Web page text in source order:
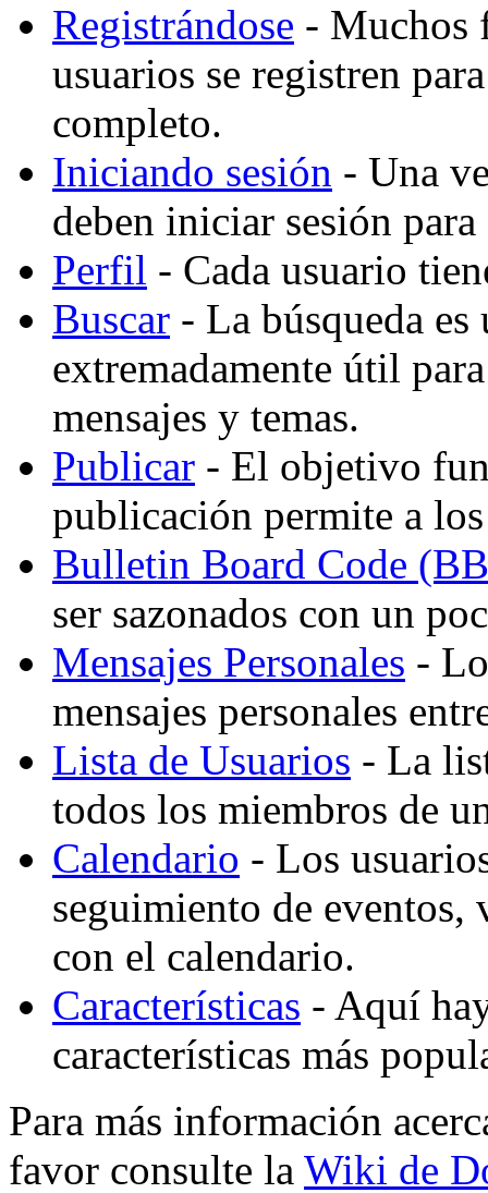
Registrándose - Muchos
usuarios se registren
completo.
Iniciando sesión - Una
deben iniciar sesión para
Perfil - Cada usuario
Buscar - La búsqueda es
extremadamente útil
mensajes y temas.
Publicar - El objetivo
publicación permite a
Bulletin Board Code
ser sazonados con un
Mensajes Personales -
mensajes personales
Lista de Usuarios - La
todos los miembros de
Calendario - Los
seguimiento de eventos,
con el calendario.
Características - Aquí
características más
Para más información
favor consulte la Wiki de